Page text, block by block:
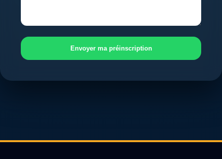
Envoyer ma préinscription